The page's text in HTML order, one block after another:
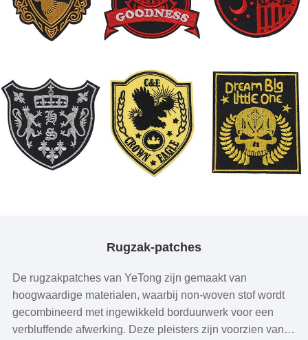
Rugzak-patches
De rugzakpatches van YeTong zijn gemaakt van
hoogwaardige materialen, waarbij non-woven stof wordt
gecombineerd met ingewikkeld borduurwerk voor een
verbluffende afwerking. Deze pleisters zijn voorzien van